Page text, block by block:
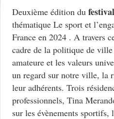
Deuxième édition du
thématique Le sport et
France en 2024 . A travers
cadre de la politique de
amateure et les valeurs
un regard sur notre ville, la
leur adhérents. Trois
professionnels, Tina
sur les évènements